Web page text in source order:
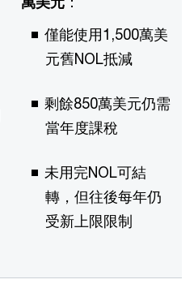
僅能使用1,500萬美
元舊NOL抵減
剩餘850萬美元仍需
當年度課稅
未用完NOL可結
轉，但往後每年仍
受新上限限制